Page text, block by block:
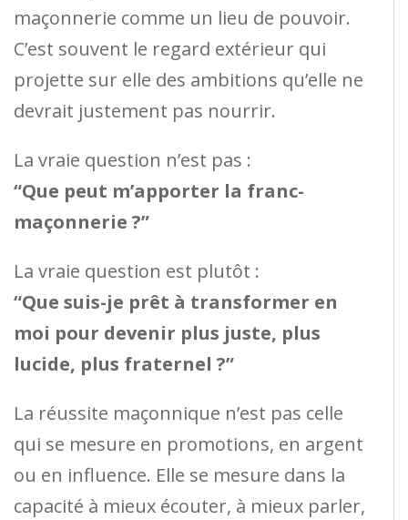
maçonnerie comme un lieu de pouvoir.
C’est souvent le regard extérieur qui
projette sur elle des ambitions qu’elle ne
devrait justement pas nourrir.
La vraie question n’est pas :
“Que peut m’apporter la franc-
maçonnerie ?”
La vraie question est plutôt :
“Que suis-je prêt à transformer en
moi pour devenir plus juste, plus
lucide, plus fraternel ?”
La réussite maçonnique n’est pas celle
qui se mesure en promotions, en argent
ou en influence. Elle se mesure dans la
capacité à mieux écouter, à mieux parler,